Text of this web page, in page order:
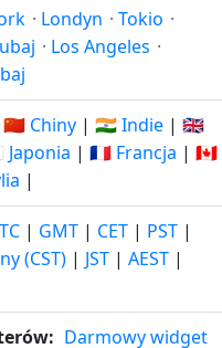
dni
za
20.10.2026
74
dni
za
21.10.2026
75
za
dni
23.10.2026
· Londyn · Tokio ·
· Los Angeles ·
🇨🇳 Chiny | 🇮🇳 Indie | 🇬🇧
Japonia | 🇫🇷 Francja | 🇨🇦
|
| GMT | CET | PST |
(CST) | JST | AEST |
Darmowy widget